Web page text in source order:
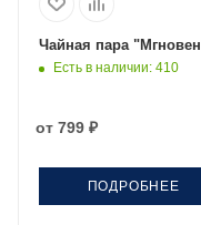
Чайная пара
Есть в наличии: 410
от 799 ₽
ПОДРОБНЕЕ